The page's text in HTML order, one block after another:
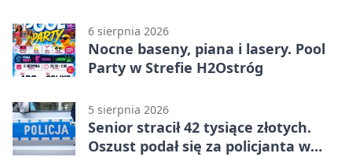
6 sierpnia 2026
Nocne baseny, piana i lasery. Pool
Party w Strefie H2Ostróg
5 sierpnia 2026
Senior stracił 42 tysiące złotych.
Oszust podał się za policjanta w